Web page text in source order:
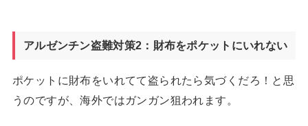
アルゼンチン盗難対策2：財布をポケットにいれない
ポケットに財布をいれてて盗られたら気づくだろ！と思
うのですが、海外ではガンガン狙われます。